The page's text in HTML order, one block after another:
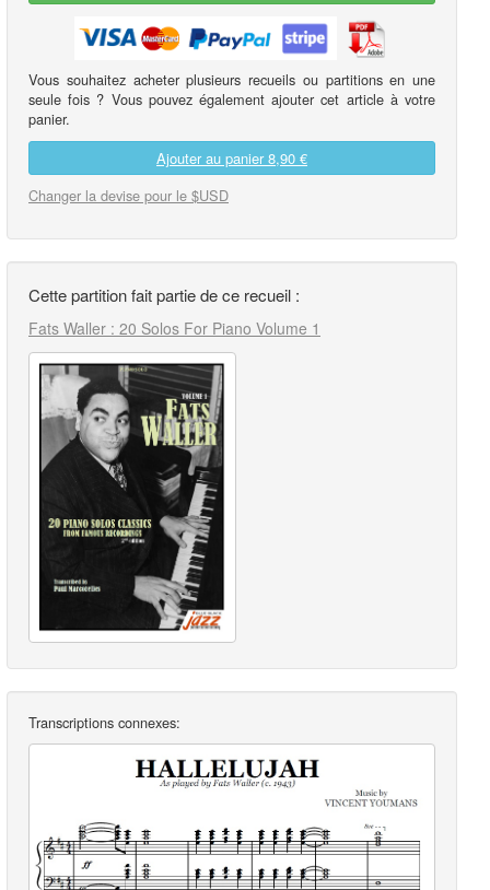
Vous souhaitez acheter plusieurs recueils ou partitions en une
seule fois ? Vous pouvez également ajouter cet article à votre
panier.
Ajouter au panier8,90 €
Changer la devise pour le $USD
Cette partition fait partie de ce recueil :
Fats Waller : 20 Solos For Piano Volume 1
Transcriptions connexes: